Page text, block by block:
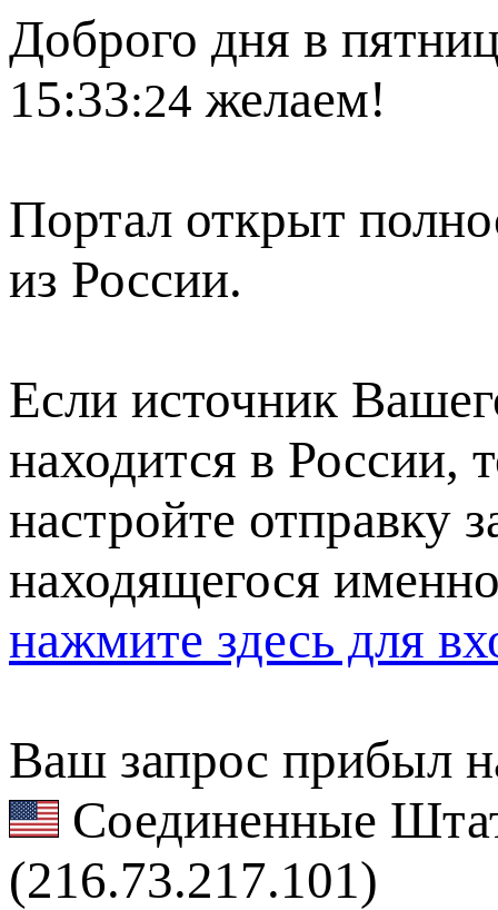
Доброго дня в
15:33:24 желаем!
Портал открыт
из России.
Если источник
находится в России,
настройте отправку
находящегося
нажмите здесь для
Ваш запрос прибыл
Соединенные
(216.73.217.101)